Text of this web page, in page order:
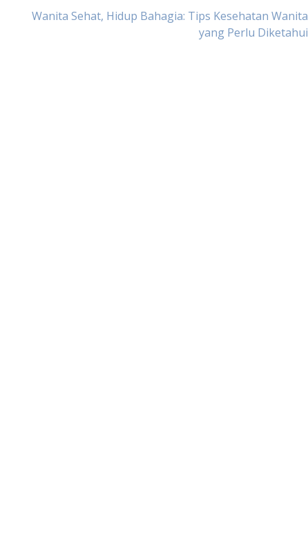
Wanita Sehat, Hidup Bahagia: Tips Kesehatan Wanita
yang Perlu Diketahui